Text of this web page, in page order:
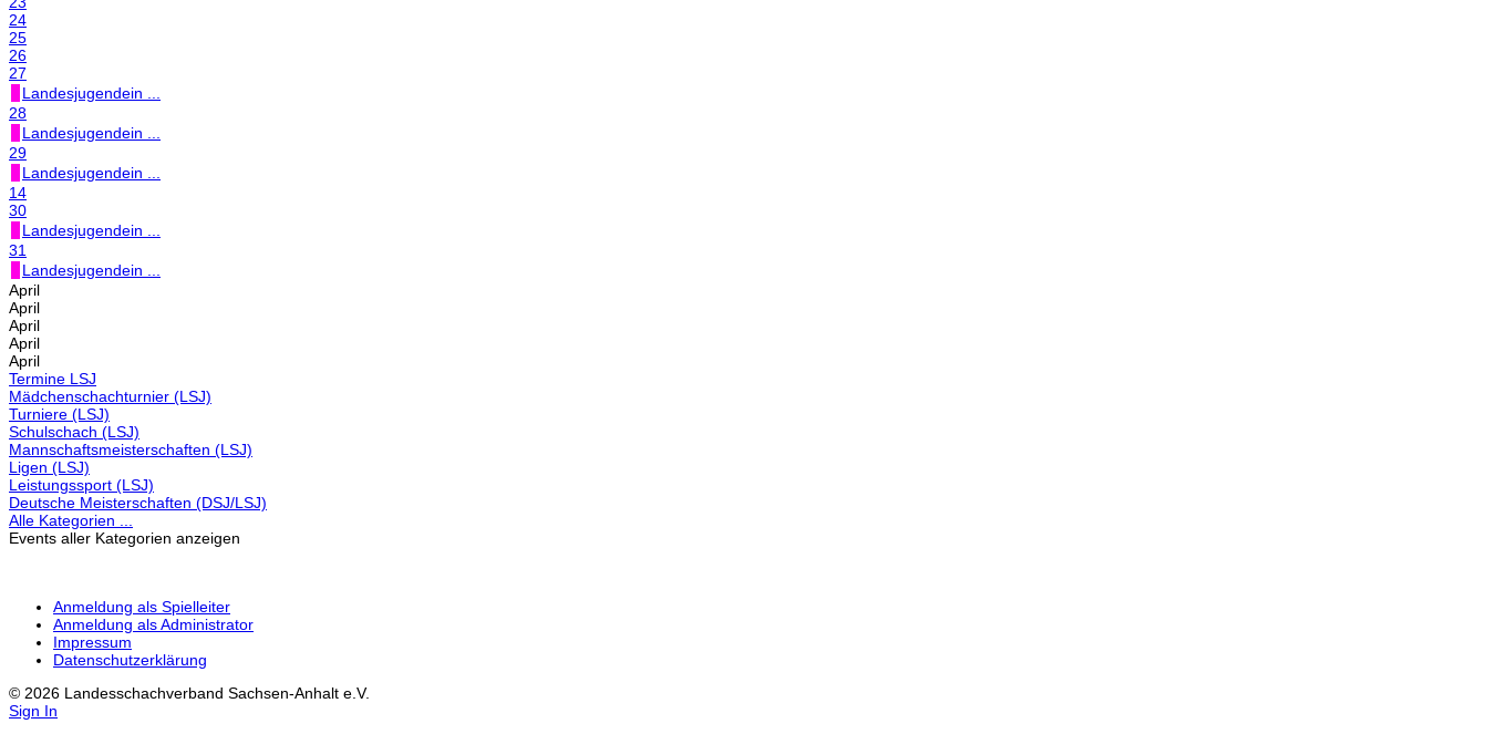
24
25
26
27
Landesjugendein ...
28
Landesjugendein ...
29
Landesjugendein ...
14
30
Landesjugendein ...
31
Landesjugendein ...
April
April
April
April
April
Termine LSJ
Mädchenschachturnier (LSJ)
Turniere (LSJ)
Schulschach (LSJ)
Mannschaftsmeisterschaften (LSJ)
Ligen (LSJ)
Leistungssport (LSJ)
Deutsche Meisterschaften (DSJ/LSJ)
Alle Kategorien ...
Events aller Kategorien anzeigen
Anmeldung als Spielleiter
Anmeldung als Administrator
Impressum
Datenschutzerklärung
© 2026 Landesschachverband Sachsen-Anhalt e.V.
Sign In